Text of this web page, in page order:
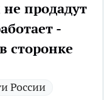
продадут
-
сторонке
России